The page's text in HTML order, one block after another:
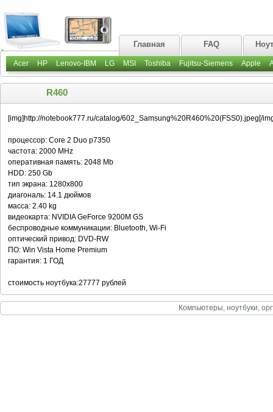
Главная FAQ
Acer HP Lenovo-IBM LG MSI Toshiba Fujitsu-Siemens Apple
R460
[img]http://notebook777.ru/catalog/602_Samsung%20R460%20(FSS0).jpeg[/
процессор: Core 2 Duo p7350
частота: 2000 MHz
оперативная память: 2048 Mb
HDD: 250 Gb
тип экрана: 1280x800
диагональ: 14.1 дюймов
масса: 2.40 kg
видеокарта: NVIDIA GeForce 9200M GS
беспроводные коммуникации: Bluetooth, Wi-Fi
оптический привод: DVD-RW
ПО: Win Vista Home Premium
гарантия: 1 ГОД
стоимость ноутбука:27777 рублей
Компьютеры, ноутбуки,